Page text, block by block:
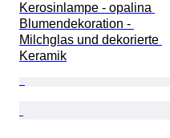
Kerosinlampe - opalina
Blumendekoration -
Milchglas und dekorierte
Keramik